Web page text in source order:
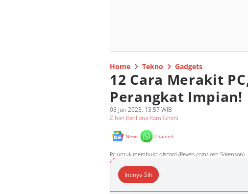
Home Tekno Gadgets
12 Cara Merakit
Perangkat Impian!
05 Jun 2025, 13:57 WIB
Zihan Berliana Ram Ghani
News Channel
Pc untuk membuka discord (Pexels.com/Josh Sorenson)
Intinya Sih